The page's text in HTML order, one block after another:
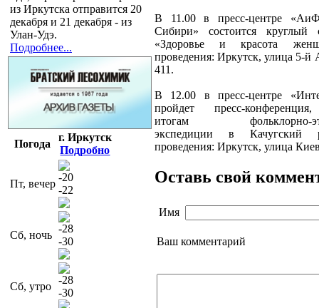
из Иркутска отправится 20
декабря и 21 декабря - из
Улан-Удэ.
Подробнее...
Погода
г. Иркутск
Подробно
Пт, вечер
-20
-22
Сб, ночь
-28
-30
Сб, утро
-28
-30
В 11.00 в пресс-центре
Сибири» состоится
«Здоровье и красота
проведения: Иркутск, улица 5-
411.
В 12.00 в пресс-центре
пройдет пресс-
итогам фольклорно-
экспедиции в Качугский
проведения: Иркутск, улица
Оставь свой
Имя
Ваш комментарий